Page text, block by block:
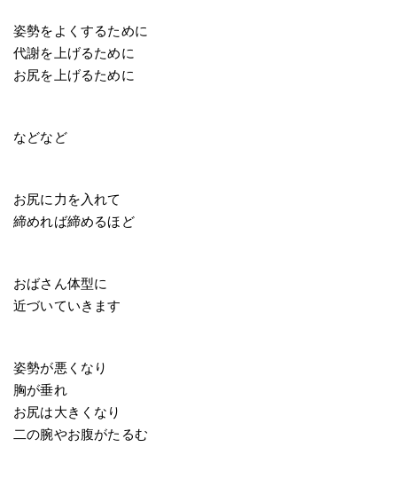
姿勢をよくするために
代謝を上げるために
お尻を上げるために
などなど
お尻に力を入れて
締めれば締めるほど
おばさん体型に
近づいていきます
姿勢が悪くなり
胸が垂れ
お尻は大きくなり
二の腕やお腹がたるむ